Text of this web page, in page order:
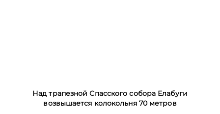
Над трапезной Спасского собора Елабуги
возвышается колокольня 70 метров